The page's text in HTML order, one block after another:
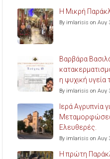
Η Μικρή
By imlarisis on Αυγ
Βαρβάρα
η ψυχική
By imlarisis on Αυγ
Ιερά Αγρυπνία
Ελευθερές.
By imlarisis on Αυγ
Η πρώτη